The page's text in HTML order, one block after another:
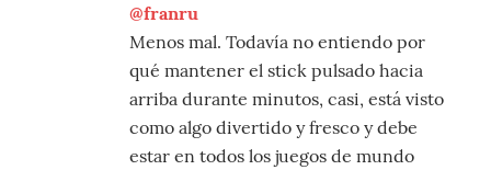
@franru
Menos mal. Todavía no entiendo por
qué mantener el stick pulsado hacia
arriba durante minutos, casi, está visto
como algo divertido y fresco y debe
estar en todos los juegos de mundo